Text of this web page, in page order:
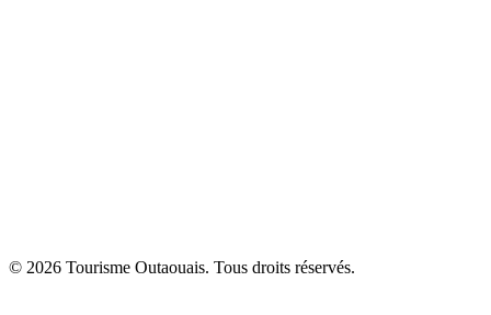
© 2026 Tourisme Outaouais. Tous droits réservés.